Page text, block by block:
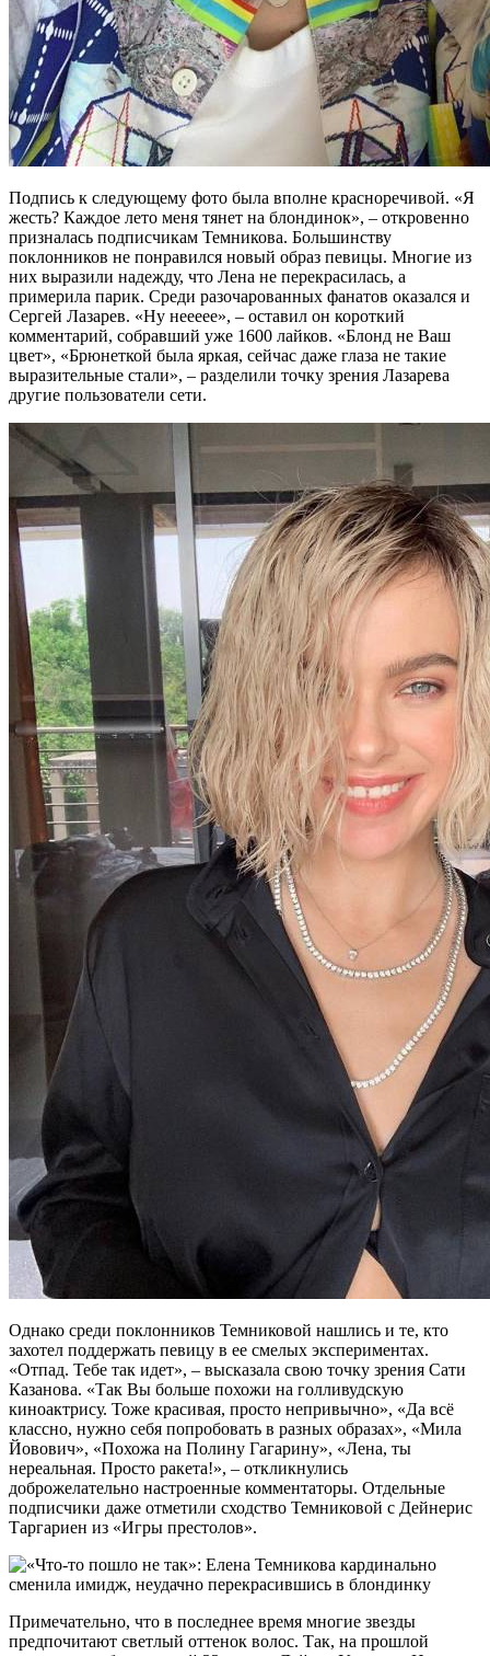
Подпись к следующему фото была вполне красноречивой. «Я
жесть? Каждое лето меня тянет на блондинок», – откровенно
призналась подписчикам Темникова. Большинству
поклонников не понравился новый образ певицы. Многие из
них выразили надежду, что Лена не перекрасилась, а
примерила парик. Среди разочарованных фанатов оказался и
Сергей Лазарев. «Ну неееее», – оставил он короткий
комментарий, собравший уже 1600 лайков. «Блонд не Ваш
цвет», «Брюнеткой была яркая, сейчас даже глаза не такие
выразительные стали», – разделили точку зрения Лазарева
другие пользователи сети.
Однако среди поклонников Темниковой нашлись и те, кто
захотел поддержать певицу в ее смелых экспериментах.
«Отпад. Тебе так идет», – высказала свою точку зрения Сати
Казанова. «Так Вы больше похожи на голливудскую
киноактрису. Тоже красивая, просто непривычно», «Да всё
классно, нужно себя попробовать в разных образах», «Мила
Йовович», «Похожа на Полину Гагарину», «Лена, ты
нереальная. Просто ракета!», – откликнулись
доброжелательно настроенные комментаторы. Отдельные
подписчики даже отметили сходство Темниковой с Дейнерис
Таргариен из «Игры престолов».
Примечательно, что в последнее время многие звезды
предпочитают светлый оттенок волос. Так, на прошлой